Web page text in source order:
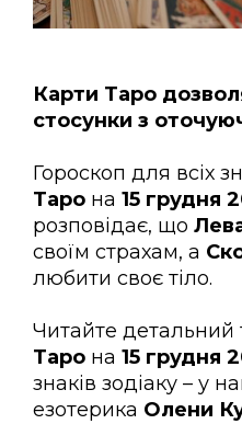
Карти Таро
стосунки з
Гороскоп для всіх
Таро на 15 грудня
розповідає, що
своїм страхам, а
любити своє тіло.
Читайте детальний
Таро на 15 грудня
знаків зодіаку – у
езотерика Олени